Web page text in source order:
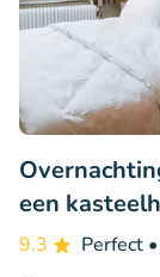
een
9.3 Perfect